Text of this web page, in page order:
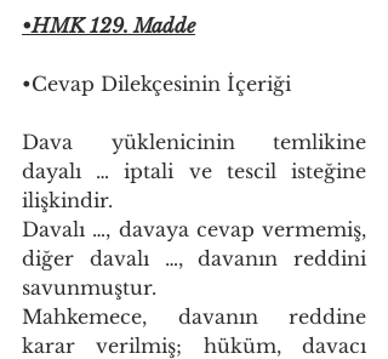
•HMK 129. Madde
•Cevap Dilekçesinin İçeriği
Dava yüklenicinin temlikine
dayalı … iptali ve tescil isteğine
ilişkindir.
Davalı …, davaya cevap vermemiş,
diğer davalı …, davanın reddini
savunmuştur.
Mahkemece, davanın reddine
karar verilmiş; hüküm, davacı